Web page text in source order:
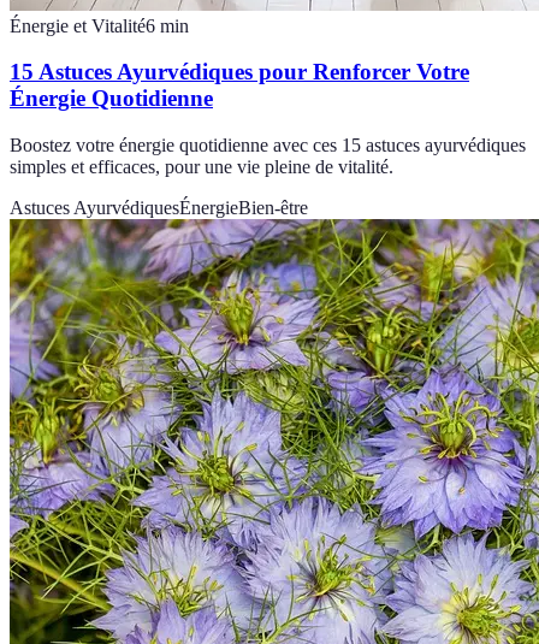
Énergie et Vitalité6 min
15 Astuces Ayurvédiques pour Renforcer Votre
Énergie Quotidienne
Boostez votre énergie quotidienne avec ces 15 astuces ayurvédiques
simples et efficaces, pour une vie pleine de vitalité.
Astuces AyurvédiquesÉnergieBien-être